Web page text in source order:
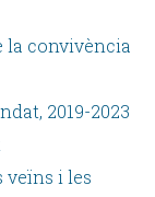
la convivència
2019-2023
veïns i les